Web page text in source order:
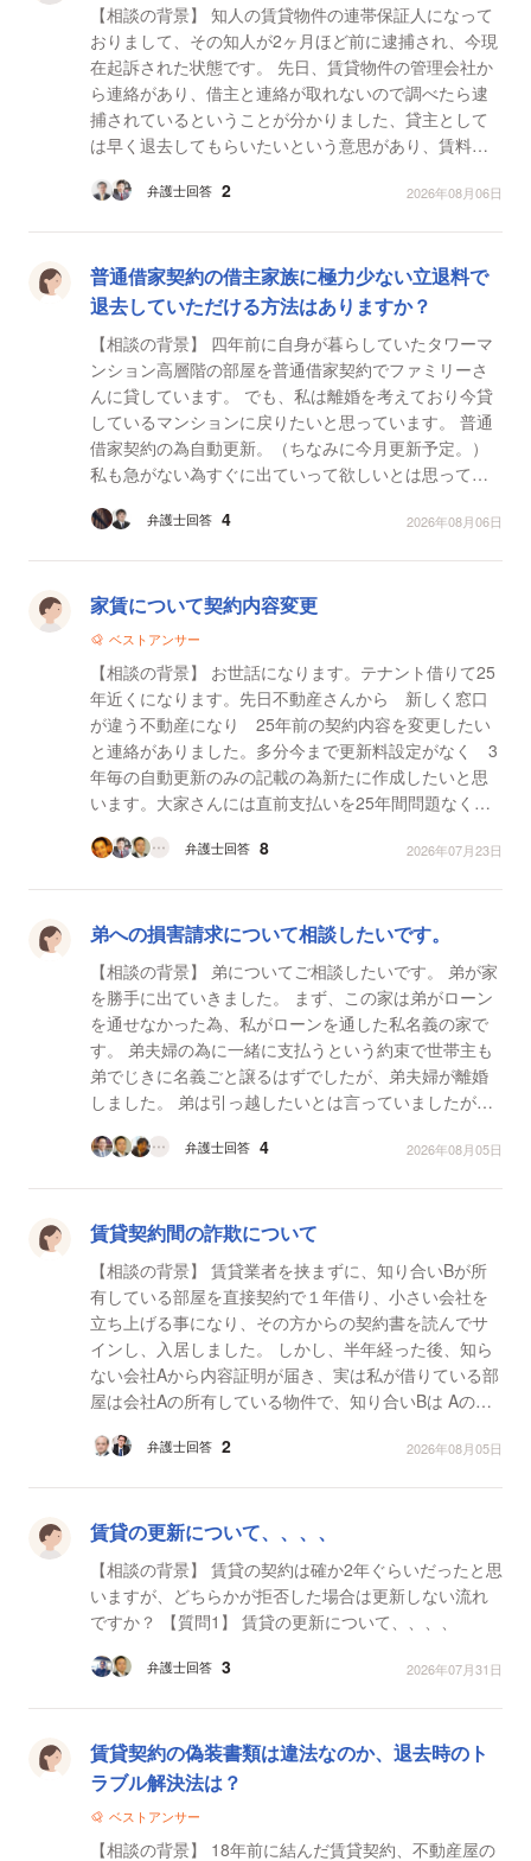
【相談の背景】 知人の賃貸物件の連帯保証人になって
おりまして、その知人が2ヶ月ほど前に逮捕され、今現
在起訴された状態です。 先日、賃貸物件の管理会社か
ら連絡があり、借主と連絡が取れないので調べたら逮
捕されているということが分かりました、貸主として
は早く退去してもらいたいという意思があり、賃料に
絡がい...弁護士回答 2 2026年08月06日
普通借家契約の借主家族に極力少ない立退料で
退去していただける方法はありますか？
【相談の背景】 四年前に自身が暮らしていたタワーマ
ンション高層階の部屋を普通借家契約でファミリーさ
んに貸しています。 でも、私は離婚を考えており今貸
しているマンションに戻りたいと思っています。 普通
借家契約の為自動更新。（ちなみに今月更新予定。）
私も急がない為すぐに出ていって欲しいとは思ってい
弁護士回答 4 2026年08月06日
家賃について契約内容変更
ベストアンサー
【相談の背景】 お世話になります。テナント借りて25
年近くになります。先日不動産さんから 新しく窓口
が違う不動産になり 25年前の契約内容を変更したい
と連絡がありました。多分今まで更新料設定がなく 3
年毎の自動更新のみの記載の為新たに作成したいと思
います。大家さんには直前支払いを25年間問題なく支
更される...
弁護士回答 8 2026年07月23日
弟への損害請求について相談したいです。
【相談の背景】 弟についてご相談したいです。 弟が家
を勝手に出ていきました。 まず、この家は弟がローン
を通せなかった為、私がローンを通した私名義の家で
す。 弟夫婦の為に一緒に支払うという約束で世帯主も
弟でじきに名義ごと譲るはずでしたが、弟夫婦が離婚
しました。 弟は引っ越したいとは言っていましたが、
弁護士回答 4 2026年08月05日
賃貸契約間の詐欺について
【相談の背景】 賃貸業者を挟まずに、知り合いBが所
有している部屋を直接契約で１年借り、小さい会社を
立ち上げる事になり、その方からの契約書を読んでサ
インし、入居しました。 しかし、半年経った後、知ら
ない会社Aから内容証明が届き、実は私が借りている部
屋は会社Aの所有している物件で、知り合いBは Aの社
ている...弁護士回答 2 2026年08月05日
賃貸の更新について、、、、
【相談の背景】 賃貸の契約は確か2年ぐらいだったと思
いますが、どちらかが拒否した場合は更新しない流れ
ですか？ 【質問1】 賃貸の更新について、、、、
弁護士回答 3 2026年07月31日
賃貸契約の偽装書類は違法なのか、退去時のト
ラブル解決法は？
ベストアンサー
【相談の背景】 18年前に結んだ賃貸契約、不動産屋の